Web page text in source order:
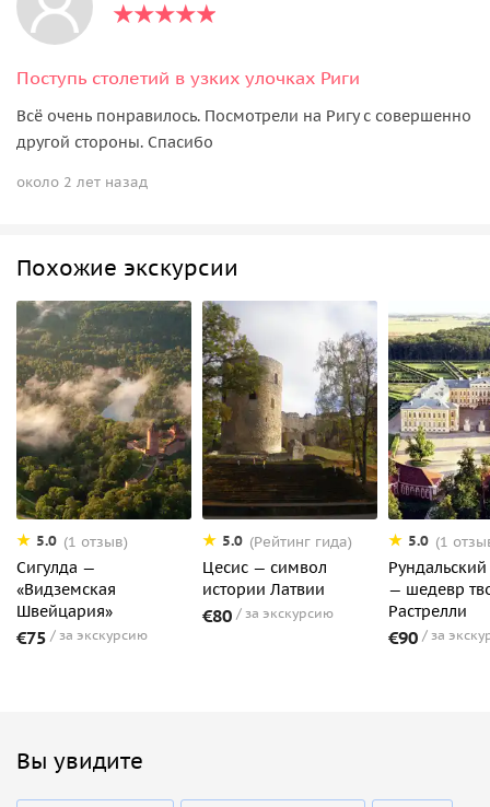
Поступь столетий в узких улочках Риги
Всё очень понравилось. Посмотрели на Ригу с совершенно
другой стороны. Спасибо
около 2 лет назад
Похожие экскурсии
5.0 (1 отзыв)
Сигулда —
«Видземская
Швейцария»
€75 за экскурсию
5.0 (Рейтинг гида)
Цесис — символ
истории Латвии
€80 за экскурсию
5.0 (1
— шедевр
Растрелли
€90 за
Вы увидите